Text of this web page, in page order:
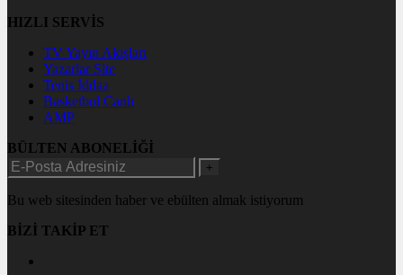
HIZLI SERVİS
TV Yayın Akışları
Yazarlar Site
Tenis İddaa
Basketbol Canlı
AMP
BÜLTEN ABONELİĞİ
+
Bu web sitesinden haber ve ebülten almak istiyorum
BİZİ TAKİP ET